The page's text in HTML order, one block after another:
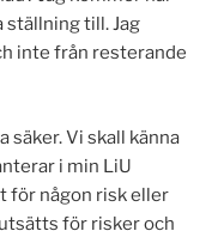
ställning till. Jag
inte från resterande
säker. Vi skall känna
i min LiU
för någon risk eller
för risker och